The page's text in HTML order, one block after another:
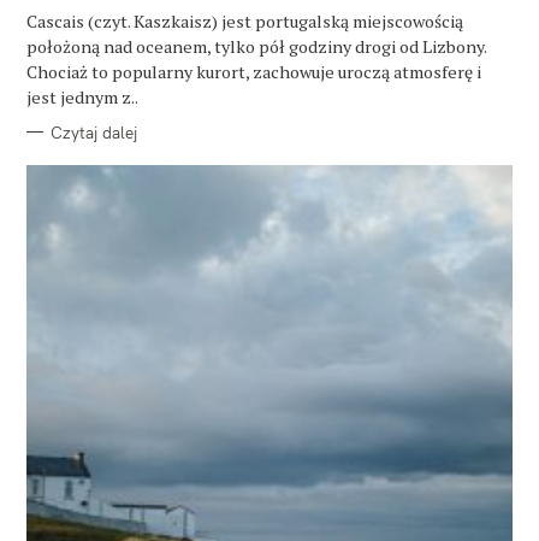
I
E
Cascais (czyt. Kaszkaisz) jest portugalską miejscowością
położoną nad oceanem, tylko pół godziny drogi od Lizbony.
Chociaż to popularny kurort, zachowuje uroczą atmosferę i
jest jednym z..
Czytaj dalej